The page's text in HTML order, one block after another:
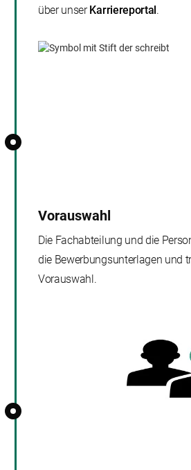
über unserKarriereportal.
Vorauswahl
Die Fachabteilung und die
die Bewerbungsunterlagen und
Vorauswahl.